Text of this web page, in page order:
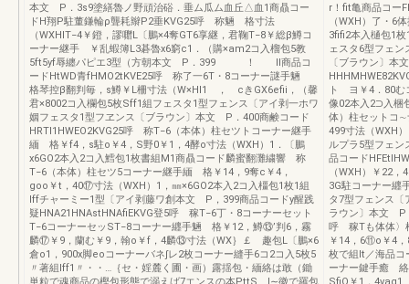
本文 P．3s9塗繕魯ノ野頑治硲．垂ム瓜ム血丘△血1商贔コー
ドH翔P駐董鎌輪ρ聾耗辮P2垂KVG25呼 称魎 格寸法
（WXHlT−4￥鐙，謬囎L〔鵬×4奪GT6享継，君鞠T−8￥総β鱒コ
ーナー継手 ￥乱蝦簿L3碁魯x6窮c1．（購×am2コ入榴包5教
5ft5yf辱纏パピエ3型（方朝本文 P．399 ！ II商品コ
ードHtWD青fHMO2tKVE25呼 称了一6T・8コーナー謎手魎
格琴控β翻判毎，s鱒￥L柵寸法（W×Hl1 ， cきGX6efii，（馨
君×8002コ入欄包5枚Sff1組フェスタ1型フェンス〔アイ剥一ホワ
姻フェスタ1型フヱンス〔ブラウン〕本文 P．400商鹸コード
HRTl1HWEO2KVG25呼 称T−6（本体）柱セツトコーナー継手
緬 格￥f4，s駐o￥4，S野0￥1，4酵o寸法（WXH）1．〔鵬
x6GO2本入2コ入鱈包1枚書組M1商贔コード麟蜜翻灘繍響 称
T−6（本体）柱セツ5コーナー継手緬 格￥14，9奪c￥4，
goo￥t，40⑰寸法（WXH）1，㎜×6GO2本入2コ入橿包1枚1組
lffチャーミー1型〔アイ剥藤ワ創本文 P，399商品コードy醒践
疑HNA21HNAstHNAfiEKVG登5呼 稼T−6丁・8コーナーセット
T−6コーナーセッST−8コーナー纒手魎 格￥12，鱒⑬’判6，霧
麟⑰￥9，蘭む￥9，翰o￥f，4麟⑬寸法（WX｝￡ 趣包L〔鵬×6
倉o1，900x脚eoコーナーバネ∫レ2枚コーナー縫手6コ2コ入5枚5
〃著組lff1〃・・…｛セ・婬麓く圃・画）露揺包・緬絡は敢（鋤
単粒で魂商品の樫包形態で溺えば7エンスの本PttS l∼徽で羅包
r！fit亀商品コ
（WXH）了・
3fifi2本入樋包1
ェスタ6型フェン
〔ブラウン〕本
ト ヨ￥4．80む
像02本入2⊃入梱
体）柱セットコ
499寸法（WXH
ルプラ5型フェ
品コード
（WXH）￥
3G駐コーナー纒
タ7型フェンス
ラウン〕本文 P
呼 稼Tも体体
￥14，6⑪o￥4
枚で組lt／海品
ーナー鍵手癒
SfiO￥1，